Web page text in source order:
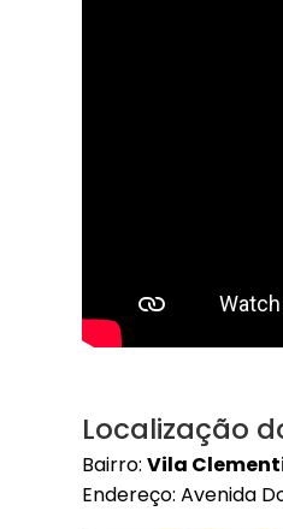
Localização
Bairro: Vila
Endereço: Avenida